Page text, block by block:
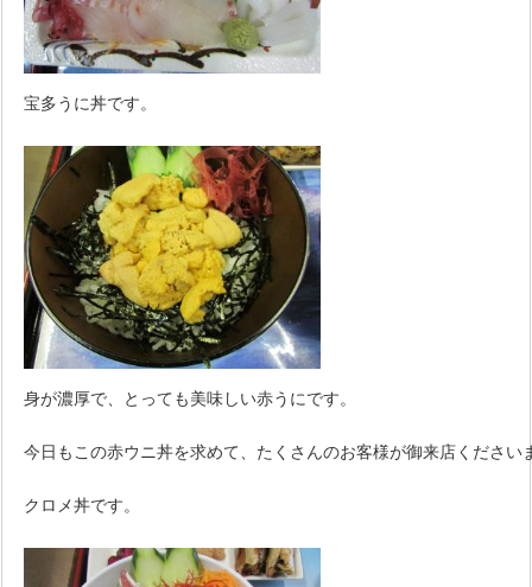
宝多うに丼です。
身が濃厚で、とっても美味しい赤うにです。
今日もこの赤ウニ丼を求めて、たくさんのお客様が御来店ください
クロメ丼です。